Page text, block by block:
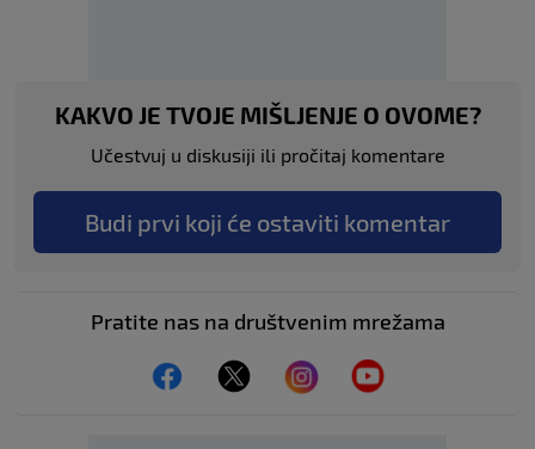
KAKVO JE TVOJE MIŠLJENJE O OVOME?
Učestvuj u diskusiji ili pročitaj komentare
Budi prvi koji će ostaviti komentar
Pratite nas na društvenim mrežama